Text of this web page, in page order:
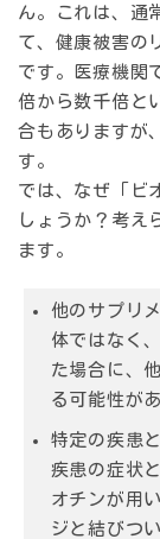
ん。これは、通
て、健康被害の
です。医療機関
倍から数千倍と
合もありますが
す。
では、なぜ「ビ
しょうか？考え
ます。
他のサプリ
体ではなく
た場合に、
る可能性が
特定の疾患
疾患の症状
オチンが用
ジと結びつ